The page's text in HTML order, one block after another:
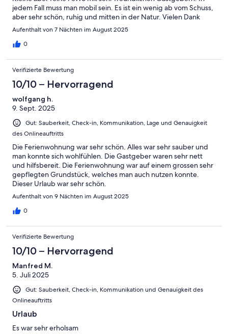
jedem Fall muss man mobil sein. Es ist ein wenig ab vom Schuss,
aber sehr schön, ruhig und mitten in der Natur. Vielen Dank
Aufenthalt von 7 Nächten im August 2025
0
Verifizierte Bewertung
10/10 – Hervorragend
wolfgang h.
9. Sept. 2025
Gut: Sauberkeit, Check-in, Kommunikation, Lage und Genauigkeit
des Onlineauftritts
Die Ferienwohnung war sehr schön. Alles war sehr sauber und
man konnte sich wohlfühlen. Die Gastgeber waren sehr nett
und hilfsbereit. Die Ferienwohnung war auf einem grossen sehr
gepflegten Grundstück, welches man auch nutzen konnte.
Dieser Urlaub war sehr schön.
Aufenthalt von 9 Nächten im August 2025
0
Verifizierte Bewertung
10/10 – Hervorragend
Manfred M.
5. Juli 2025
Gut: Sauberkeit, Check-in, Kommunikation und Genauigkeit des
Onlineauftritts
Urlaub
Es war sehr erholsam